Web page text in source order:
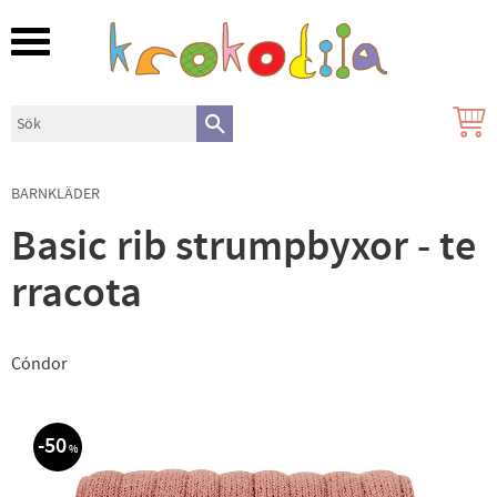
Meny
BARNKLÄDER
Basic rib strumpbyxor - te
rracota
Cóndor
50%